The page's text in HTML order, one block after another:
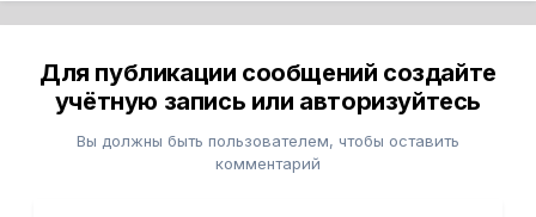
Для публикации сообщений создайте
учётную запись или авторизуйтесь
Вы должны быть пользователем, чтобы оставить
комментарий